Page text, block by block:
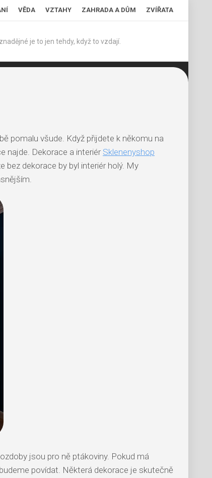
VĚDA VZTAHY ZAHRADA A DŮM ZVÍŘATA
je to jen tehdy, když to vzdají.
pomalu všude. Když přijdete k někomu na
najde. Dekorace a interiér Sklenenyshop
dekorace by byl interiér holý. My
jsou pro ně ptákoviny. Pokud má
povídat. Některá dekorace je skutečně